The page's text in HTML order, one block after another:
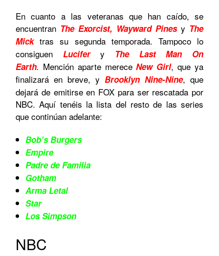
En cuanto a las veteranas que han caído, se
encuentran The Exorcist, Wayward Pinesy The
Mick tras su segunda temporada. Tampoco lo
consiguen Lucifery The Last Man On
Earth. Mención aparte mereceNew Girl, que ya
finalizará en breve, y Brooklyn Nine-Nine, que
dejará de emitirse en FOX para ser rescatada por
NBC. Aquí tenéis la lista del resto de las series
que continúan adelante:
Bob’s Burgers
Empire
Padre de Familia
Gotham
Arma Letal
Star
Los Simpson
NBC